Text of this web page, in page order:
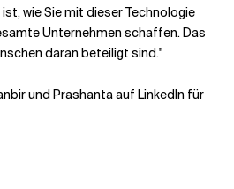
wie Sie mit dieser Technologie
Unternehmen schaffen. Das
daran beteiligt sind."
und Prashanta auf LinkedIn für